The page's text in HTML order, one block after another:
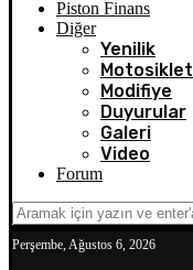
Piston Finans
Diğer
Yenilik
Motosiklet
Modifiye
Duyurular
Galeri
Video
Forum
Perşembe, Ağustos 6, 2026